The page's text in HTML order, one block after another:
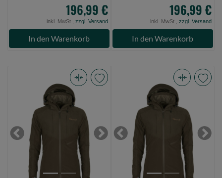
196,99 €
inkl. MwSt., zzgl. Versand
In den Warenkorb
196,99 €
inkl. MwSt., zzgl. Versand
In den Warenkorb
Caribou
Hunt
Extreme
Women
Suede
Previous Next
Caribou
Hunt
Xtr
Women
Suede
Previous Next